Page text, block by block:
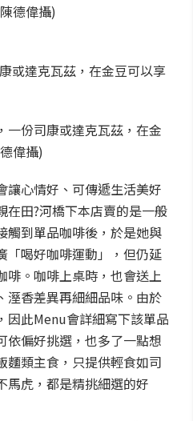
德偉攝)
一份司康或達克瓦茲，在金
偉攝)
讓心情好、可傳遞生活美好
在田?河橋下本店賣的是一般
觸到單品咖啡後，於是她與
「喝好咖啡運動」，但仍延
啡。咖啡上桌時，也會送上
溼香差異再細細品味。由於
因此Menu會詳細寫下該單品
依偏好挑選，也多了一點想
麵類主食，只提供輕食如司
馬虎，都是精挑細選的好